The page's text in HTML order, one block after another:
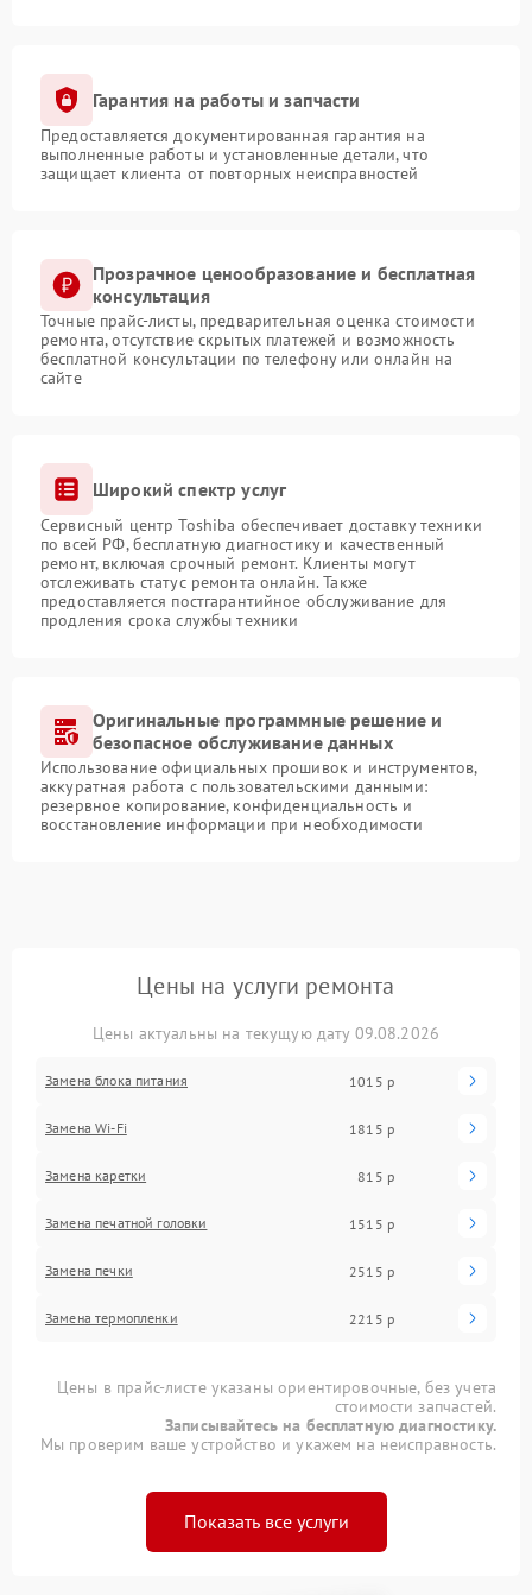
Гарантия на работы и запчасти
Предоставляется документированная гарантия на
выполненные работы и установленные детали, что
защищает клиента от повторных неисправностей
Прозрачное ценообразование и бесплатная
консультация
Точные прайс-листы, предварительная оценка стоимости
ремонта, отсутствие скрытых платежей и возможность
бесплатной консультации по телефону или онлайн на
сайте
Широкий спектр услуг
Сервисный центр Toshiba обеспечивает доставку техники
по всей РФ, бесплатную диагностику и качественный
ремонт, включая срочный ремонт. Клиенты могут
отслеживать статус ремонта онлайн. Также
предоставляется постгарантийное обслуживание для
продления срока службы техники
Оригинальные программные решение и
безопасное обслуживание данных
Использование официальных прошивок и инструментов,
аккуратная работа с пользовательскими данными:
резервное копирование, конфиденциальность и
восстановление информации при необходимости
Цены на услуги ремонта
Цены актуальны на текущую дату 09.08.2026
Замена блока питания 1015 р
Замена Wi-Fi 1815 р
Замена каретки 815 р
Замена печатной головки 1515 р
Замена печки 2515 р
Замена термопленки 2215 р
Цены в прайс-листе указаны ориентировочные, без учета
стоимости запчастей.
Записывайтесь на бесплатную диагностику.
Мы проверим ваше устройство и укажем на неисправность.
Показать все услуги